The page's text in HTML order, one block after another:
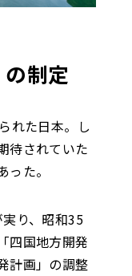
の制定
れた日本。し
待されていた
た。
り、昭和35
四国地方開発
計画」の調整